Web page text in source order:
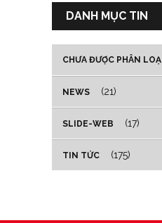
DANH MỤC TIN
CHƯA ĐƯỢC PHÂN LOẠI
NEWS (21)
SLIDE-WEB (17)
TIN TỨC (175)